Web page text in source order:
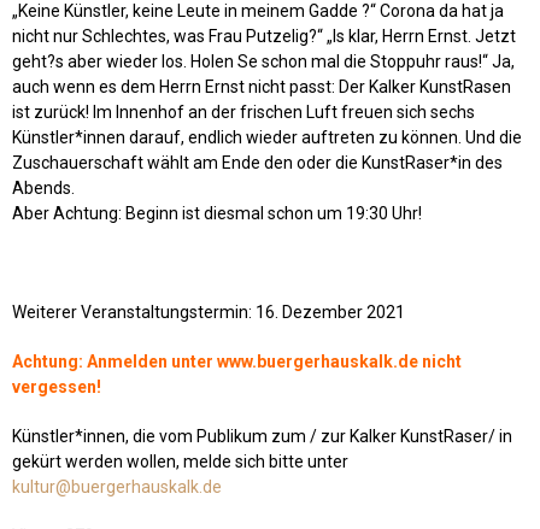
„Keine Künstler, keine Leute in meinem Gadde ?“ Corona da hat ja
nicht nur Schlechtes, was Frau Putzelig?“ „Is klar, Herrn Ernst. Jetzt
geht?s aber wieder los. Holen Se schon mal die Stoppuhr raus!“ Ja,
auch wenn es dem Herrn Ernst nicht passt: Der Kalker KunstRasen
ist zurück! Im Innenhof an der frischen Luft freuen sich sechs
Künstler*innen darauf, endlich wieder auftreten zu können. Und die
Zuschauerschaft wählt am Ende den oder die KunstRaser*in des
Abends.
Aber Achtung: Beginn ist diesmal schon um 19:30 Uhr!
Weiterer Veranstaltungstermin: 16. Dezember 2021
Achtung: Anmelden unter www.buergerhauskalk.de nicht
vergessen!
Künstler*innen, die vom Publikum zum / zur Kalker KunstRaser/ in
gekürt werden wollen, melde sich bitte unter
kultur@buergerhauskalk.de